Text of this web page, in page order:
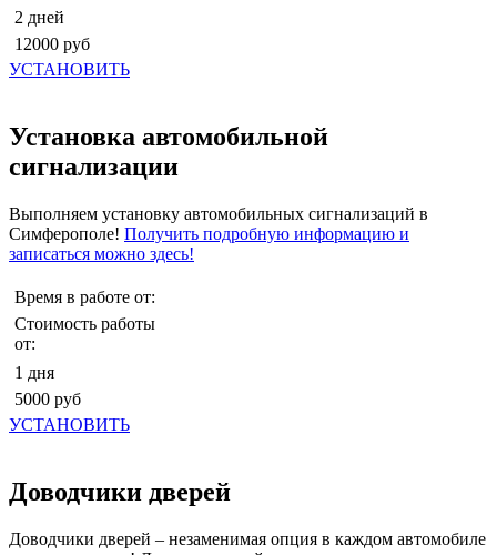
2 дней
12000 руб
УСТАНОВИТЬ
Установка автомобильной
сигнализации
Выполняем установку автомобильных сигнализаций в
Симферополе! Получить подробную информацию и
записаться можно здесь!
Время в работе от:
Стоимость работы
от:
1 дня
5000 руб
УСТАНОВИТЬ
Доводчики дверей
Доводчики дверей – незаменимая опция в каждом автомобиле